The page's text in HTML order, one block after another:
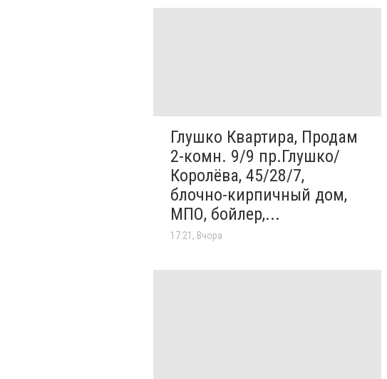
Глушко Квартира, Продам
2-комн. 9/9 пр.Глушко/
Королёва, 45/28/7,
блочно-кирпичный дом,
МПО, бойлер,...
17:21, Вчора